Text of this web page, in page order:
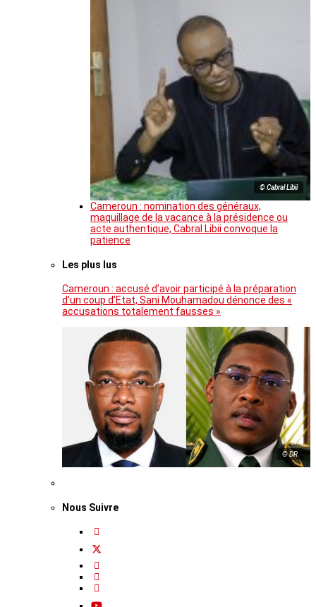
© Cabral Libii
Cameroun : nomination des généraux,
maquillage de la vacance à la présidence ou
acte authentique, Cabral Libii convoque la
patience
Les plus lus
Cameroun : accusé d’avoir participé à la préparation
d’un coup d’Etat, Sani Mouhamadou dénonce des «
accusations totalement fausses »
© DR
Nous Suivre